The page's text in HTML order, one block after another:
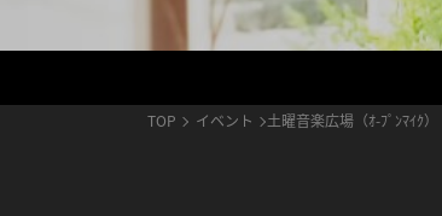
TOP イベント 土曜音楽広場（ｵ-ﾌﾟﾝﾏｲｸ）